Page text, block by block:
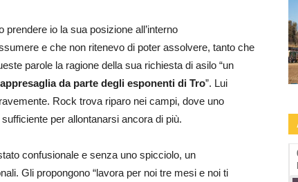
io la sua posizione all’interno
e che non ritenevo di poter assolvere, tanto che
parole la ragione della sua richiesta di asilo “un
da parte degli esponenti di Tro”. Lui
Rock trova riparo nei campi, dove uno
per allontanarsi ancora di più.
confusionale e senza uno spicciolo, un
Gli propongono “lavora per noi tre mesi e noi ti
09.09-13.09: Human Rights Film Fest -2a